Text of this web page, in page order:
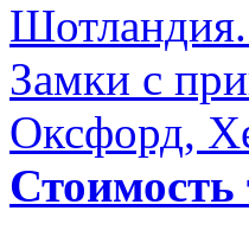
Шотландия.
Замки с
Оксфорд,
Стоимость